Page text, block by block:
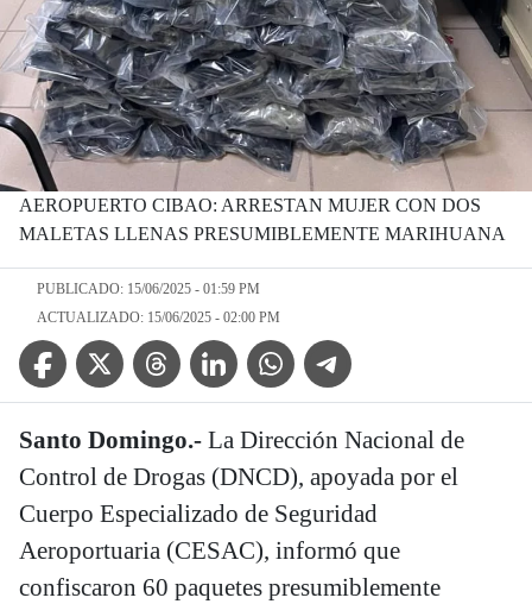
AEROPUERTO CIBAO: ARRESTAN MUJER CON DOS
MALETAS LLENAS PRESUMIBLEMENTE MARIHUANA
PUBLICADO: 15/06/2025 - 01:59 PM
ACTUALIZADO: 15/06/2025 - 02:00 PM
Facebook IconTwitter IconThreads IconLinkedin IconWhatsApp IconTelegram Icon
Santo Domingo.- La Dirección Nacional de
Control de Drogas (DNCD), apoyada por el
Cuerpo Especializado de Seguridad
Aeroportuaria (CESAC), informó que
confiscaron 60 paquetes presumiblemente